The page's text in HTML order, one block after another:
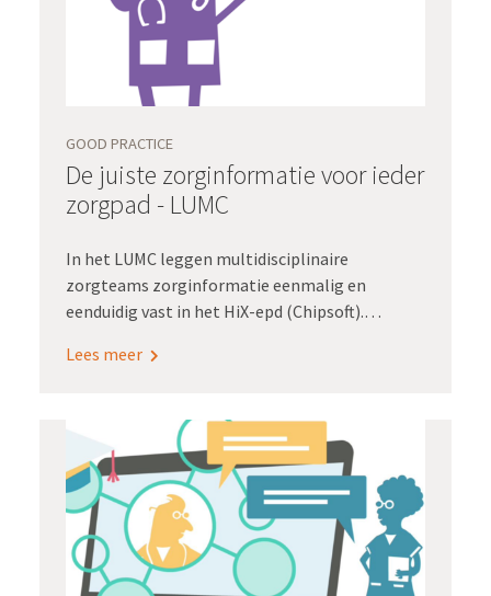
GOOD PRACTICE
De juiste zorginformatie voor ieder
zorgpad - LUMC
In het LUMC leggen multidisciplinaire
zorgteams zorginformatie eenmalig en
eenduidig vast in het HiX-epd (Chipsoft).
waardegedreven zorg, kwaliteitsregistraties en
Lees meer